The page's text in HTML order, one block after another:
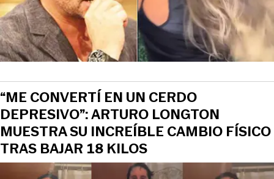
“ME CONVERTÍ EN UN CERDO
DEPRESIVO”: ARTURO LONGTON
MUESTRA SU INCREÍBLE CAMBIO FÍSICO
TRAS BAJAR 18 KILOS